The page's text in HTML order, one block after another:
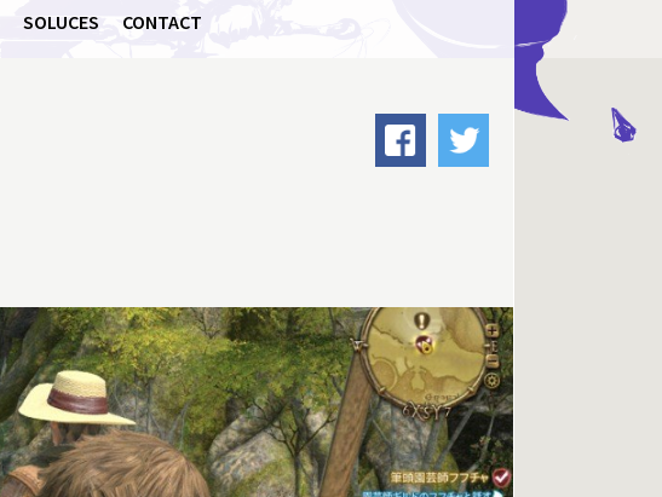
SOLUCES CONTACT